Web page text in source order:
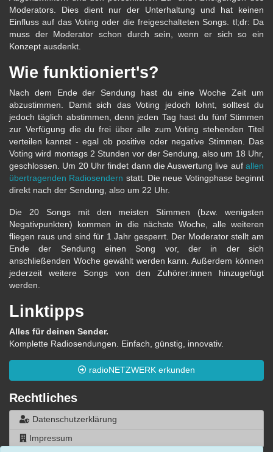
Moderators. Dies dient nur der Unterhaltung und hat keinen
Einfluss auf das Voting oder die freigeschalteten Songs. tl;dr: Da
muss der Moderator schon durch sein, wenn er sich so ein
Konzept ausdenkt.
Wie funktioniert's?
Nach dem Ende der Sendung hast du eine Woche Zeit um
abzustimmen. Damit sich das Voting jedoch lohnt, solltest du
jedoch täglich abstimmen, denn jeden Tag hast du fünf Stimmen
zur Verfügung die du frei über alle zum Voting stehenden Titel
verteilen kannst - egal ob positive oder negative Stimmen. Das
Voting wird montags 2 Stunden vor der Sendung, also um 18 Uhr,
geschlossen. Um 20 Uhr findet dann die Auswertung live auf allen
übertragenden Radiosendern statt. Die neue Votingphase beginnt
direkt nach der Sendung, also um 22 Uhr.
Die 20 Songs mit den meisten Stimmen (bzw. wenigsten
Negativpunkten) kommen in die nächste Woche, alle weiteren
fliegen raus und sind für 1 Jahr gesperrt. Der Moderator stellt am
Ende der Sendung einen Song vor, der in der sich
anschließenden Woche gewählt werden kann. Außerdem können
jederzeit weitere Songs von den Zuhörer:innen hinzugefügt
werden.
Linktipps
Alles für deinen Sender.
Komplette Radiosendungen. Einfach, günstig, innovativ.
radioNETZWERK erkunden
Rechtliches
Datenschutzerklärung
Impressum